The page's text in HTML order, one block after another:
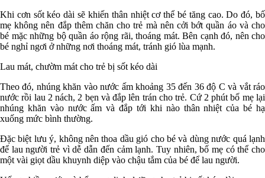
Khi cơn sốt kéo dài sẽ khiến thân nhiệt cơ thể bé tăng cao. Do đó, bố
mẹ không nên đắp thêm chăn cho trẻ mà nên cởi bớt quần áo và cho
bé mặc những bộ quần áo rộng rãi, thoáng mát. Bên cạnh đó, nên cho
bé nghỉ ngơi ở những nơi thoáng mát, tránh gió lùa mạnh.
Lau mát, chườm mát cho trẻ bị sốt kéo dài
Theo đó, nhúng khăn vào nước ấm khoảng 35 đến 36 độ C và vắt ráo
nước rồi lau 2 nách, 2 bẹn và đắp lên trán cho trẻ. Cứ 2 phút bố mẹ lại
nhúng khăn vào nước ấm và đắp tới khi nào thân nhiệt của bé hạ
xuống mức bình thường.
Đặc biệt lưu ý, không nên thoa dầu gió cho bé và dùng nước quá lạnh
để lau người trẻ vì dễ dẫn đến cảm lạnh. Tuy nhiên, bố mẹ có thể cho
một vài giọt dầu khuynh diệp vào chậu tắm của bé để lau người.